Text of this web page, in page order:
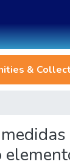
&